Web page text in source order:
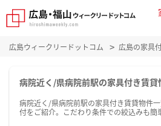
広島ウィークリードットコム 広島の家具
病院近く/県病院前駅の家具付き賃貸
病院近く/県病院前駅の家具付き賃貸物件
付をご紹介。こだわり条件での絞込みも簡